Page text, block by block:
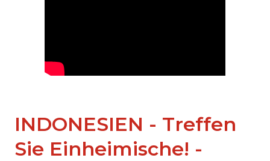
INDONESIEN - Treffen
Sie Einheimische! -